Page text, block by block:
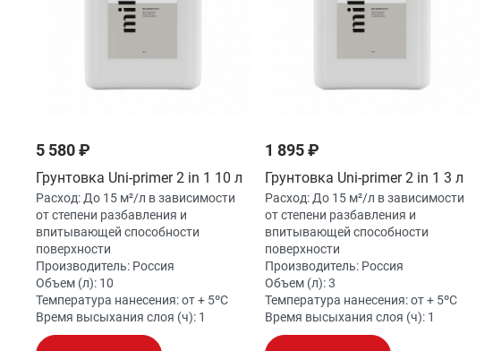
5 580 ₽
Грунтовка Uni-primer 2 in 1 10 л
Расход: До 15 м²/л в зависимости
от степени разбавления и
впитывающей способности
поверхности
Производитель: Россия
Объем (л): 10
Температура нанесения:от + 5ºС
Время высыхания слоя (ч): 1
1 895 ₽
Грунтовка Uni-primer 2 in 1 3 л
Расход: До 15 м²/л в зависимости
от степени разбавления и
впитывающей способности
поверхности
Производитель: Россия
Объем (л):3
Температура нанесения:от + 5ºС
Время высыхания слоя (ч): 1